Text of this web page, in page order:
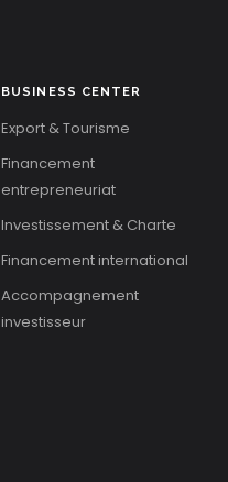
BUSINESS CENTER
Export & Tourisme
Financement
entrepreneuriat
Investissement & Charte
Financement international
Accompagnement
investisseur